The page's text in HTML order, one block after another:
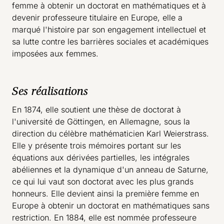
femme à obtenir un doctorat en mathématiques et à
devenir professeure titulaire en Europe, elle a
marqué l'histoire par son engagement intellectuel et
sa lutte contre les barrières sociales et académiques
imposées aux femmes.
Ses réalisations
En 1874, elle soutient une thèse de doctorat à
l'université de Göttingen, en Allemagne, sous la
direction du célèbre mathématicien Karl Weierstrass.
Elle y présente trois mémoires portant sur les
équations aux dérivées partielles, les intégrales
abéliennes et la dynamique d'un anneau de Saturne,
ce qui lui vaut son doctorat avec les plus grands
honneurs. Elle devient ainsi la première femme en
Europe à obtenir un doctorat en mathématiques sans
restriction. En 1884, elle est nommée professeure